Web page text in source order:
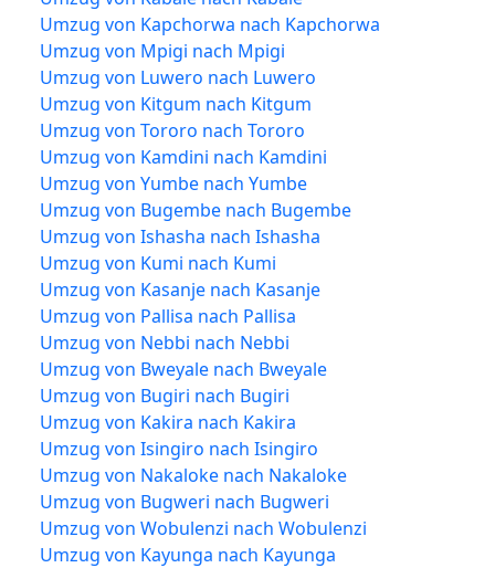
Umzug von Kapchorwa nach Kapchorwa
Umzug von Mpigi nach Mpigi
Umzug von Luwero nach Luwero
Umzug von Kitgum nach Kitgum
Umzug von Tororo nach Tororo
Umzug von Kamdini nach Kamdini
Umzug von Yumbe nach Yumbe
Umzug von Bugembe nach Bugembe
Umzug von Ishasha nach Ishasha
Umzug von Kumi nach Kumi
Umzug von Kasanje nach Kasanje
Umzug von Pallisa nach Pallisa
Umzug von Nebbi nach Nebbi
Umzug von Bweyale nach Bweyale
Umzug von Bugiri nach Bugiri
Umzug von Kakira nach Kakira
Umzug von Isingiro nach Isingiro
Umzug von Nakaloke nach Nakaloke
Umzug von Bugweri nach Bugweri
Umzug von Wobulenzi nach Wobulenzi
Umzug von Kayunga nach Kayunga